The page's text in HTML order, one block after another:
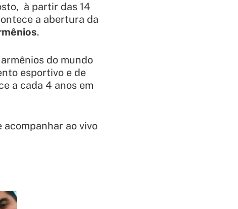
à partir das 14
a abertura da
.
do mundo
esportivo e de
a cada 4 anos em
acompanhar ao vivo